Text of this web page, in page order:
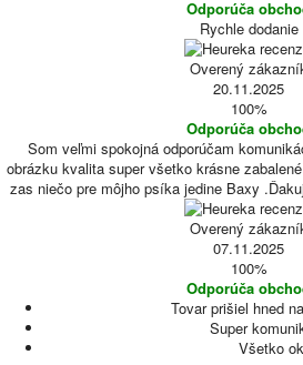
Odporúča
Rychle dodanie
Overený
20.11.2025
100%
Odporúča
Som veľmi spokojná odporúčam
obrázku kvalita super všetko krásne
zas niečo pre môjho psíka jedine Baxy
Overený
07.11.2025
100%
Odporúča
Tovar prišiel hned
Super
Všetko ok